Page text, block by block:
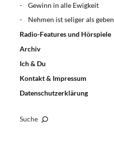
Gewinn in alle Ewigkeit
Nehmen ist seliger als geben
Radio-Features und Hörspiele
Archiv
Ich & Du
Kontakt & Impressum
Datenschutzerklärung
Suche